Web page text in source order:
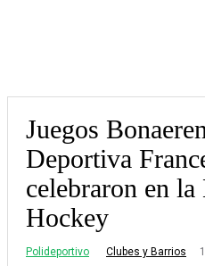
Juegos
Deportiva
celebraron en
Hockey
Polideportivo Clubes y Barrios